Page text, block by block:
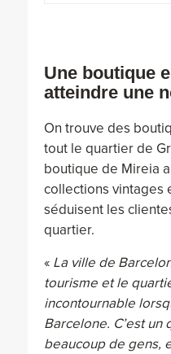
Une boutique
atteindre une
On trouve des
tout le quartier de
boutique de Mireia
collections vintages
séduisent les
quartier.
« La ville de
tourisme et le
incontournable
Barcelone. C’est un
beaucoup de gens,